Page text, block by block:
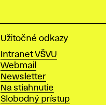
Užitočné odkazy
Intranet VŠVU
Webmail
Newsletter
Na stiahnutie
Slobodný prístup